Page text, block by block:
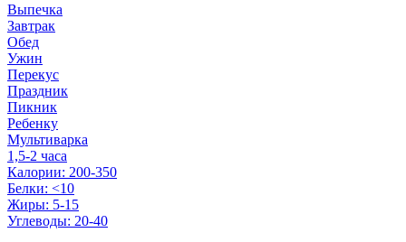
Выпечка
Завтрак
Обед
Ужин
Перекус
Праздник
Пикник
Ребенку
Мультиварка
1,5-2 часа
Калории: 200-350
Белки: <10
Жиры: 5-15
Углеводы: 20-40